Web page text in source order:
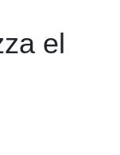
el